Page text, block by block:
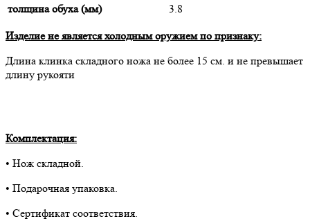
толщина обуха (мм)
3.8
Изделие не является холодным оружием по признаку:
Длина клинка складного ножа не более 15 cм. и не превышает
длину рукояти
Комплектация:
• Нож складной.
• Подарочная упаковка.
• Сертификат соответствия.